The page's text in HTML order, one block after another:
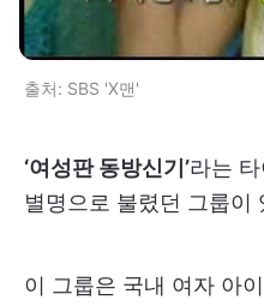
출처: SBS 'X맨'
‘여성판 동방신기’라는
별명으로 불렸던 그룹이
이 그룹은 국내 여자 아